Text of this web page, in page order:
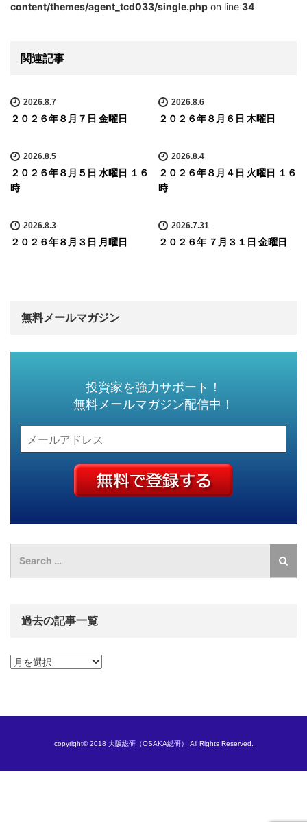
content/themes/agent_tcd033/single.php on line 34
関連記事
2026.8.7
２０２６年８月７日 金曜日
2026.8.6
２０２６年８月６日 木曜日
2026.8.5
２０２６年８月５日 水曜日 １６
時
2026.8.4
２０２６年８月４日 火曜日 １６
時
2026.8.3
２０２６年８月３日 月曜日
2026.7.31
２０２６年 ７月３１日 金曜日
無料メールマガジン
投資家を強力サポート！
無料メールマガジン配信中！
過去の記事一覧
過
事
copyright© 2018 大阪総研（OSAKA総研） All Rights Reserved.